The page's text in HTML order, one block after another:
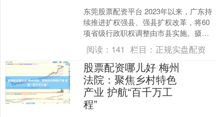
东莞股票配资平台 2023年以来，广东持
续推进扩权强县、强县扩权改革，将60
项省级行政职权调整由市县实施。摄
影：杨坚 河源市东源县是典型的山区
县，森林覆盖率超过....
阅读： 141 栏目： 正规实盘配资
股票配资哪儿好 梅州
法院：聚焦乡村特色
产业 护航“百千万工
程”